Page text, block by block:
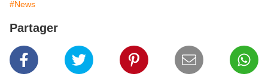
#News
Partager